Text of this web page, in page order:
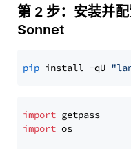
第 2 步：安装并
Sonnet
pip install -qU
import
import os